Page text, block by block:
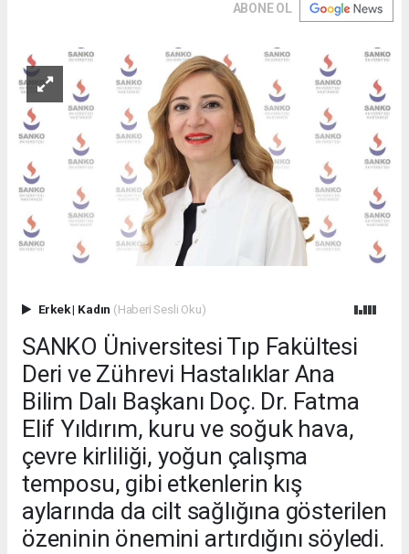
ABONE OL
Erkek| Kadın (Haberi Sesli Oku)
SANKO Üniversitesi Tıp Fakültesi
Deri ve Zührevi Hastalıklar Ana
Bilim Dalı Başkanı Doç. Dr. Fatma
Elif Yıldırım, kuru ve soğuk hava,
çevre kirliliği, yoğun çalışma
temposu, gibi etkenlerin kış
aylarında da cilt sağlığına gösterilen
özeninin önemini artırdığını söyledi.